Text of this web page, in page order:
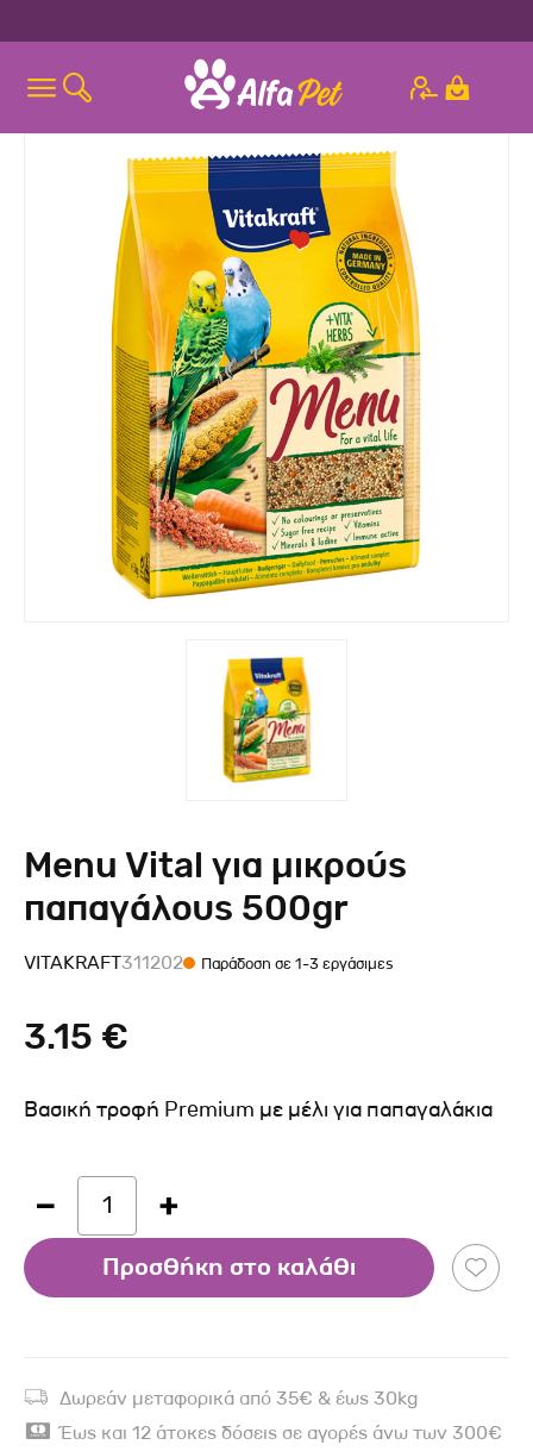
Menu Vital για μικρούς
παπαγάλους 500gr
VITAKRAFT311202 Παράδοση σε 1-3 εργάσιμες
3.15 €
Βασική τροφή Premium με μέλι για παπαγαλάκια
1
Προσθήκη στο καλάθι
Δωρεάν μεταφορικά από 35€ & έως 30kg
Έως και 12 άτοκες δόσεις σε αγορές άνω των 300€